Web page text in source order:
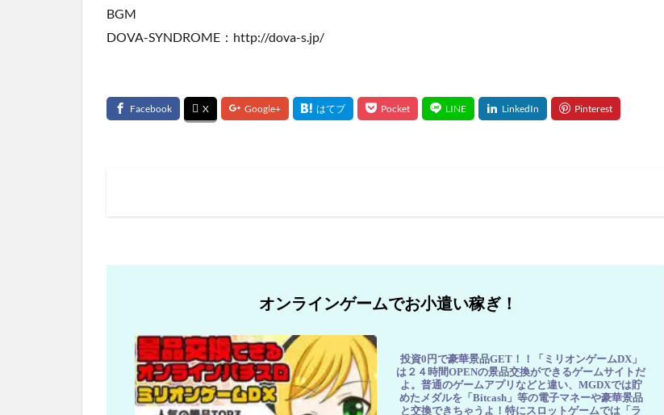
BGM
DOVA-SYNDROME：http://dova-s.jp/
オンラインゲームでお小遣い稼ぎ！
投資0円で豪華景品GET！！「ミリオンゲームDX」
は２４時間OPENの景品交換ができるゲームサイトだ
よ。普通のゲームアプリなどと違い、MGDXでは貯
めたメダルを「Bitcash」等の電子マネーや豪華景品
と交換できちゃうよ！特にスロットゲームでは「ラ